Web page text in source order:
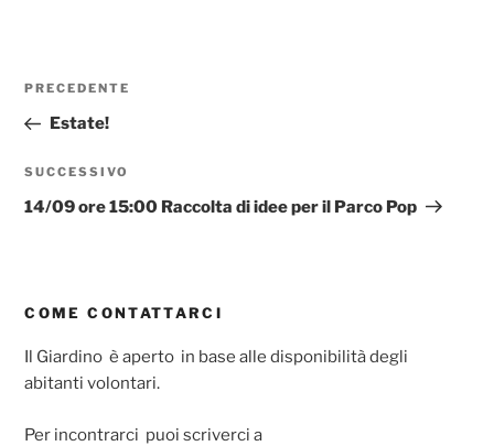
Navigazione
Articolo
precedente:
PRECEDENTE
Estate!
Articolo
successivo
SUCCESSIVO
14/09 ore 15:00 Raccolta di idee per il Parco Pop
COME CONTATTARCI
Il Giardino è aperto in base alle disponibilità degli
abitanti volontari.
Per incontrarci puoi scriverci a